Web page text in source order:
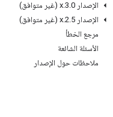
الإصدار 3
.0
.x (غير متوافق)
الإصدار 2
.5
.x (غير متوافق)
مرجع الخطأ
الأسئلة الشائعة
ملاحظات حول الإصدار